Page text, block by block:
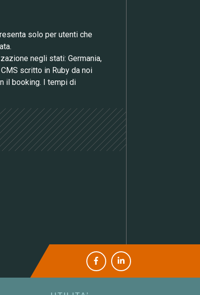
solo per utenti che
negli stati: Germania,
scritto in Ruby da noi
il booking. I tempi di